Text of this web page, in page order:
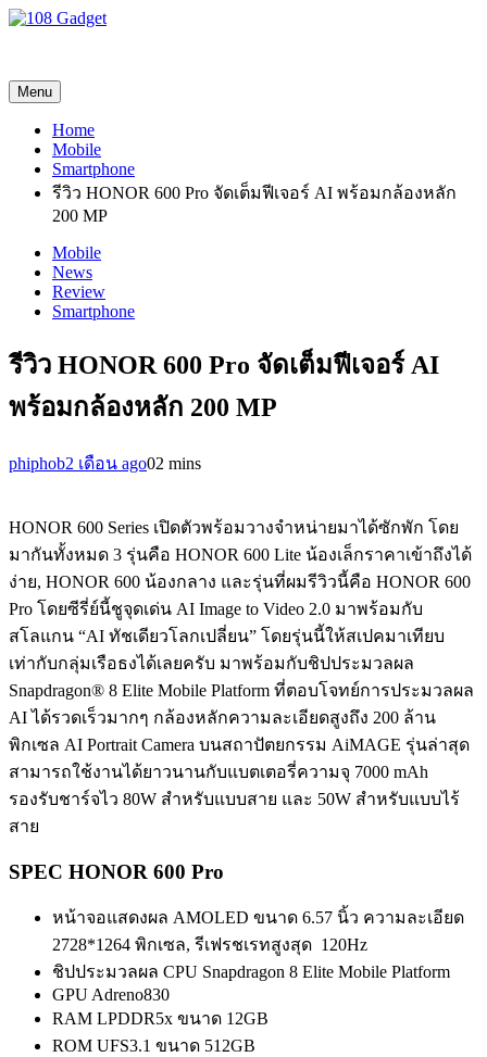
Menu
Home
Mobile
Smartphone
รีวิว HONOR 600 Pro จัดเต็มฟีเจอร์ AI พร้อมกล้องหลัก
200 MP
Mobile
News
Review
Smartphone
รีวิว HONOR 600 Pro จัดเต็มฟีเจอร์ AI
พร้อมกล้องหลัก 200 MP
phiphob2 เดือน ago02 mins
HONOR 600 Series เปิดตัวพร้อมวางจำหน่ายมาได้ซักพัก โดย
มากันทั้งหมด 3 รุ่นคือ HONOR 600 Lite น้องเล็กราคาเข้าถึงได้
ง่าย, HONOR 600 น้องกลาง และรุ่นที่ผมรีวิวนี้คือ HONOR 600
Pro โดยซีรี่ย์นี้ชูจุดเด่น AI Image to Video 2.0 มาพร้อมกับ
สโลแกน “AI ทัชเดียวโลกเปลี่ยน” โดยรุ่นนี้ให้สเปคมาเทียบ
เท่ากับกลุ่มเรือธงได้เลยครับ มาพร้อมกับชิปประมวลผล
Snapdragon® 8 Elite Mobile Platform ที่ตอบโจทย์การประมวลผล
AI ได้รวดเร็วมากๆ กล้องหลักความละเอียดสูงถึง 200 ล้าน
พิกเซล AI Portrait Camera บนสถาปัตยกรรม AiMAGE รุ่นล่าสุด
สามารถใช้งานได้ยาวนานกับแบตเตอรี่ความจุ 7000 mAh
รองรับชาร์จไว 80W สำหรับแบบสาย และ 50W สำหรับแบบไร้
สาย
SPEC HONOR 600 Pro
หน้าจอแสดงผล AMOLED ขนาด 6.57 นิ้ว ความละเอียด
2728*1264 พิกเซล, รีเฟรชเรทสูงสุด 120Hz
ชิปประมวลผล CPU Snapdragon 8 Elite Mobile Platform
GPU Adreno830
RAM LPDDR5x ขนาด 12GB
ROM UFS3.1 ขนาด 512GB